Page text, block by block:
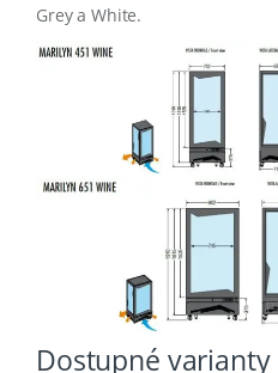
Grey a White.
Dostupné